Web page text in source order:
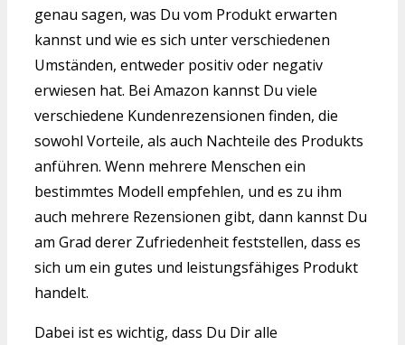
genau sagen, was Du vom Produkt erwarten
kannst und wie es sich unter verschiedenen
Umständen, entweder positiv oder negativ
erwiesen hat. Bei Amazon kannst Du viele
verschiedene Kundenrezensionen finden, die
sowohl Vorteile, als auch Nachteile des Produkts
anführen. Wenn mehrere Menschen ein
bestimmtes Modell empfehlen, und es zu ihm
auch mehrere Rezensionen gibt, dann kannst Du
am Grad derer Zufriedenheit feststellen, dass es
sich um ein gutes und leistungsfähiges Produkt
handelt.
Dabei ist es wichtig, dass Du Dir alle